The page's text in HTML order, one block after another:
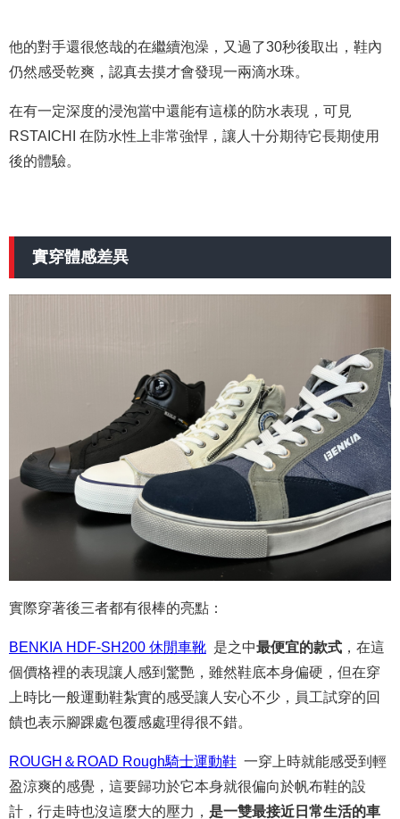
他的對手還很悠哉的在繼續泡澡，又過了30秒後取出，鞋內
仍然感受乾爽，認真去摸才會發現一兩滴水珠。
在有一定深度的浸泡當中還能有這樣的防水表現，可見
RSTAICHI 在防水性上非常強悍，讓人十分期待它長期使用
後的體驗。
實穿體感差異
實際穿著後三者都有很棒的亮點：
BENKIA HDF-SH200 休閒車靴 是之中最便宜的款式 ，在這
個價格裡的表現讓人感到驚艷，雖然鞋底本身偏硬，但在穿
上時比一般運動鞋紮實的感受讓人安心不少，員工試穿的回
饋也表示腳踝處包覆感處理得很不錯。
ROUGH＆ROAD Rough騎士運動鞋 一穿上時就能感受到輕
盈涼爽的感覺，這要歸功於它本身就很偏向於帆布鞋的設
計，行走時也沒這麼大的壓力， 是一雙最接近日常生活的車